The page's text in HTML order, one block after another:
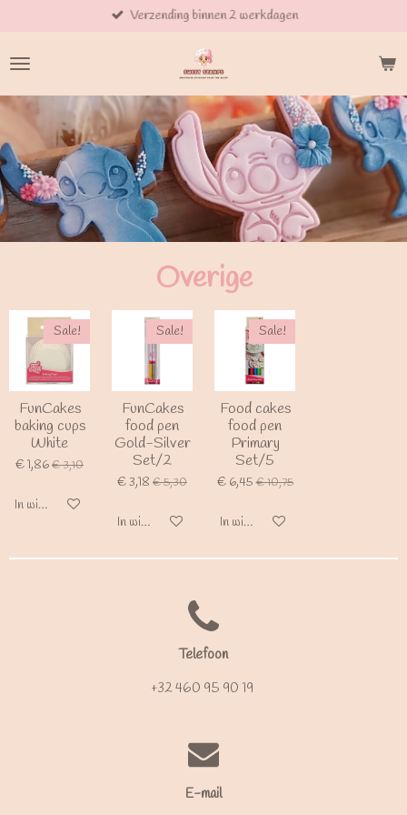
naar
de
hoofdinhoud
Verzending binnen 2 werkdagen
Overige
Sale!
FunCakes
baking cups
White
€ 1,86€ 3,10
In winkelwagen
Sale!
FunCakes
food pen
Gold-Silver
Set/2
€ 3,18 € 5,30
In winkelwagen
Sale!
Food cakes
food pen
Primary
Set/5
€ 6,45 € 10,75
In winkelwagen
Telefoon
+32 460 95 90 19
E-mail